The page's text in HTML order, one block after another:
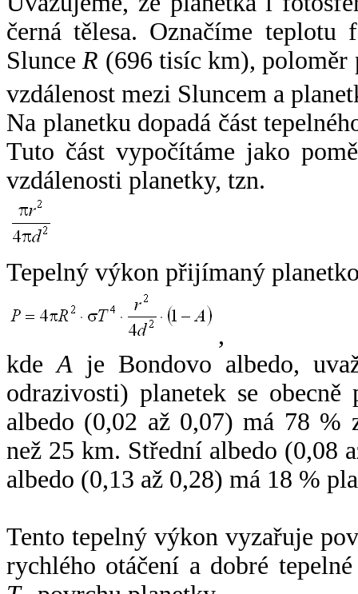
černá tělesa. Označíme
SlunceR (696 tisíc km),
vzdálenost mezi Sluncem a
Na planetku dopadá část
Tuto část vypočítáme jako
vzdálenosti planetky, tzn.
Tepelný výkon přijímaný
,
kdeA je Bondovo albedo,
odrazivosti) planetek se
albedo (0,02 až 0,07) má 78 %
než 25 km. Střední albedo (0,08
albedo (0,13 až 0,28) má 18 %
Tento tepelný výkon vyzařuje
rychlého otáčení a dobré